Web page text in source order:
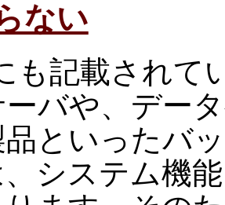
ない
も記載されて
バや、デー
品といったバ
システム機